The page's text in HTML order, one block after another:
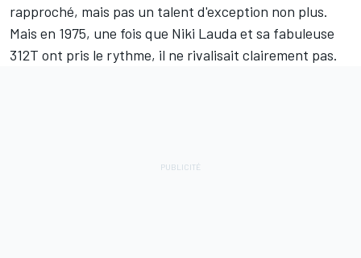
rapproché, mais pas un talent d'exception non plus.
Mais en 1975, une fois que Niki Lauda et sa fabuleuse
312T ont pris le rythme, il ne rivalisait clairement pas.